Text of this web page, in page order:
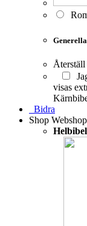
visas
Bidra
Shop Webshop
Helbibel